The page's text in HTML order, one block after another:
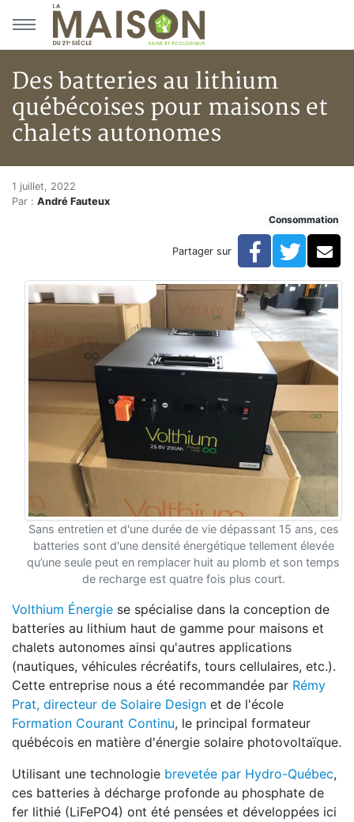
Aller au menu principal
Aller au contenu principal
Des batteries au lithium
québécoises pour maisons et
chalets autonomes
Accueil
Articles
Des batteries au lithium québécoises pour maisons
Des batteries au lithium
1 juillet, 2022
Par : André Fauteux
Consommation
Partager sur Facebook
Sans entretien et d'une durée de vie dépassant 15 ans, ces
batteries sont d'une densité énergétique tellement élevée
qu’une seule peut en remplacer huit au plomb et son temps
de recharge est quatre fois plus court.
Volthium Énergie se spécialise dans la conception de
batteries au lithium haut de gamme pour maisons et
chalets autonomes ainsi qu'autres applications
(nautiques, véhicules récréatifs, tours cellulaires, etc.).
Cette entreprise nous a été recommandée par Rémy
Prat, directeur de Solaire Design et de l'école
Formation Courant Continu, le principal formateur
québécois en matière d'énergie solaire photovoltaïque.
Utilisant une technologie brevetée par Hydro-Québec,
ces batteries à décharge profonde au phosphate de
fer lithié (LiFePO4) ont été pensées et développées ici